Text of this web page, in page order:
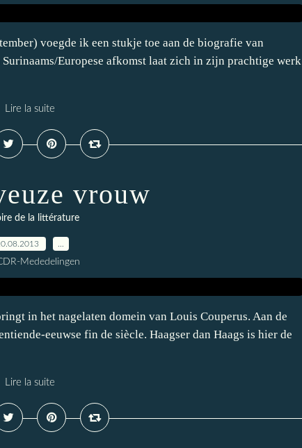
voegde ik een stukje toe aan de biografie van
Europese afkomst laat zich in zijn prachtige werk
Lire la suite
vrouw
de la littérature
Mededelingen
in het nagelaten domein van Louis Couperus. Aan de
eeuwse fin de siècle. Haagser dan Haags is hier de
Lire la suite